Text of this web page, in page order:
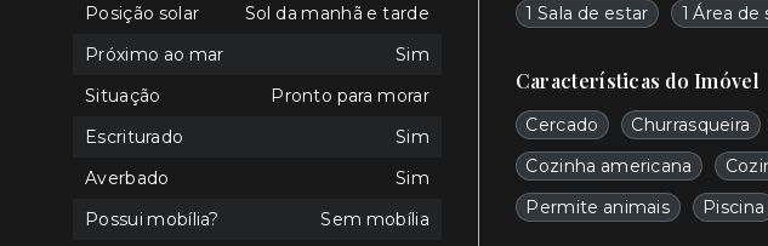
1 Sala de estar
1 Área de
Características do Imóvel
Cercado Churrasqueira
Cozinha americana
Permite animais
Piscina
Posição solar
Sol da manhã e tarde
Próximo ao mar
Sim
Situação
Pronto para morar
Escriturado
Sim
Averbado
Sim
Possui mobília?
Sem mobília